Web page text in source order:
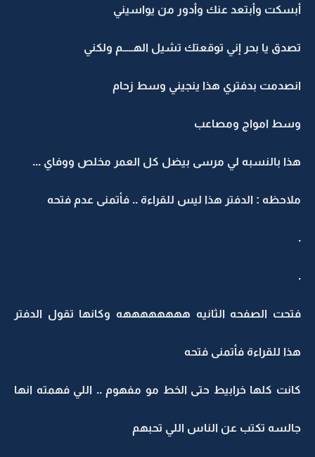
أبسكت وأبتعد عنك وأدور من يواسيني
تصدق يا بحر إني توقعتك تشيل الهـــــم ولكني
انصدمت بدفتري هذا ينجيني وسط زحام
وسط امواج ومصاعب
هذا بالنسبه لي مرسى بيضل كل العمر مخلص ووفاي ...
ملاحظه : الدفتر هذا ليس للقراءة .. فأتمنى عدم فتحه
.
.
فتحت الصفحه الثانيه ههههههههه وكانها تقول الدفتر
هذا للقراءة فأتمنى فتحه
كانت كلها خرابيط حتى الخط مو مفهوم .. اللي فهمته انها
جالسه تكتب عن الناس اللي تحبهم